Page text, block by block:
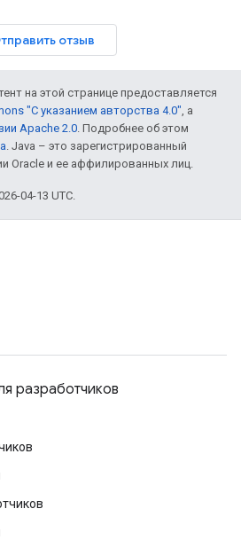
отзыв
на этой странице предоставляется
"С указанием авторства 4.0", а
Apache 2.0. Подробнее об этом
. Java – это зарегистрированный
Oracle и ее аффилированных лиц.
04-13 UTC.
разработчиков